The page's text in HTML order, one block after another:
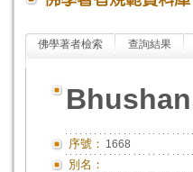
佛學著者檢索 查詢結果
序號： 1668
別名：